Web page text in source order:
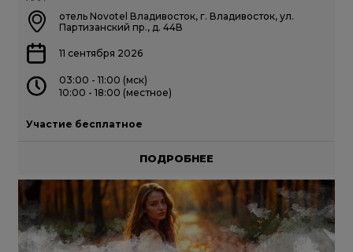
отель Novotel Владивосток, г. Владивосток, ул.
Партизанский пр., д. 44В
11 сентября 2026
03:00 - 11:00 (мск)
10:00 - 18:00 (местное)
Участие бесплатное
ПОДРОБНЕЕ